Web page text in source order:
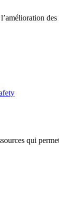
qui